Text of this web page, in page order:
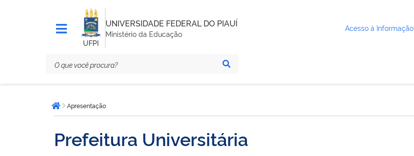
UFPI
UNIVERSIDADE FEDERAL DO PIAUÍ
Ministério da Educação
Acesso à Informação
está
aqui:Página inicial
Apresentação
Prefeitura Universitária